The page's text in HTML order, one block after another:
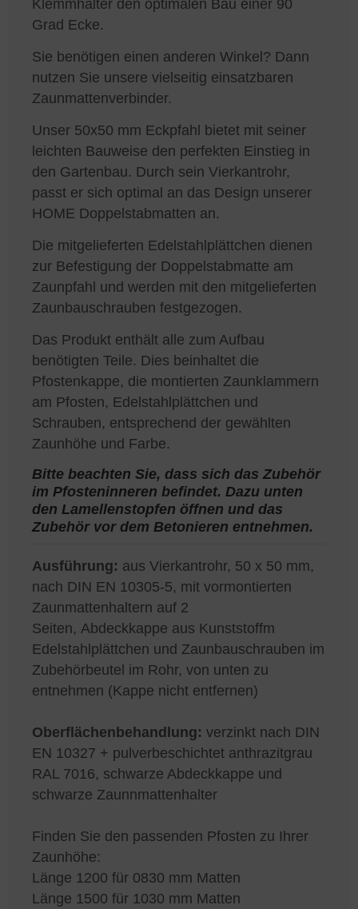
Klemmhalter den optimalen Bau einer 90
Grad Ecke.
Sie benötigen einen anderen Winkel? Dann
nutzen Sie unsere vielseitig einsatzbaren
Zaunmattenverbinder.
Unser 50x50 mm Eckpfahl bietet mit seiner
leichten Bauweise den perfekten Einstieg in
den Gartenbau. Durch sein Vierkantrohr,
passt er sich optimal an das Design unserer
HOME Doppelstabmatten an.
Die mitgelieferten Edelstahlplättchen dienen
zur Befestigung der Doppelstabmatte am
Zaunpfahl und werden mit den mitgelieferten
Zaunbauschrauben festgezogen.
Das Produkt enthält alle zum Aufbau
benötigten Teile. Dies beinhaltet die
Pfostenkappe, die montierten Zaunklammern
am Pfosten, Edelstahlplättchen und
Schrauben, entsprechend der gewählten
Zaunhöhe und Farbe.
Bitte beachten Sie, dass sich das Zubehör
im Pfosteninneren befindet. Dazu unten
den Lamellenstopfen öffnen und das
Zubehör vor dem Betonieren entnehmen.
Ausführung: aus Vierkantrohr, 50 x 50 mm,
nach DIN EN 10305-5, mit vormontierten
Zaunmattenhaltern auf 2
Seiten, Abdeckkappe aus Kunststoffm
Edelstahlplättchen und Zaunbauschrauben im
Zubehörbeutel im Rohr, von unten zu
entnehmen (Kappe nicht entfernen)
Oberflächenbehandlung: verzinkt nach DIN
EN 10327 + pulverbeschichtet anthrazitgrau
RAL 7016, schwarze Abdeckkappe und
schwarze Zaunnmattenhalter
Finden Sie den passenden Pfosten zu Ihrer
Zaunhöhe:
Länge 1200 für 0830 mm Matten
Länge 1500 für 1030 mm Matten